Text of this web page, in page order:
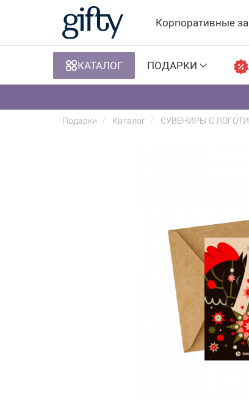
Корпоративные
КАТАЛОГ ПОДАРКИ
Подарки Каталог СУВЕНИРЫ С